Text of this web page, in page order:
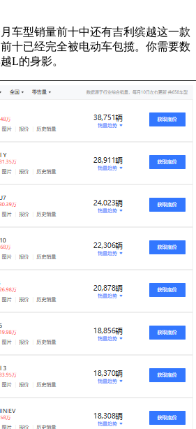
车型销量前十中还有吉利缤越这一款
十已经完全被电动车包揽。你需要数
L的身影。